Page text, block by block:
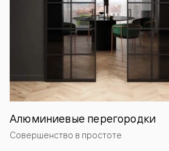
Алюминиевые перегородки
Совершенство в простоте